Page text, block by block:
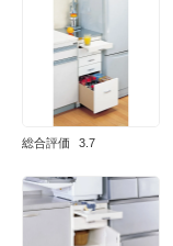
総合評価 3.7